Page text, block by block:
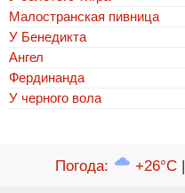
Малостранская пивница
У Бенедикта
Ангел
Фердинанда
У черного вола
Погода: +26°C|